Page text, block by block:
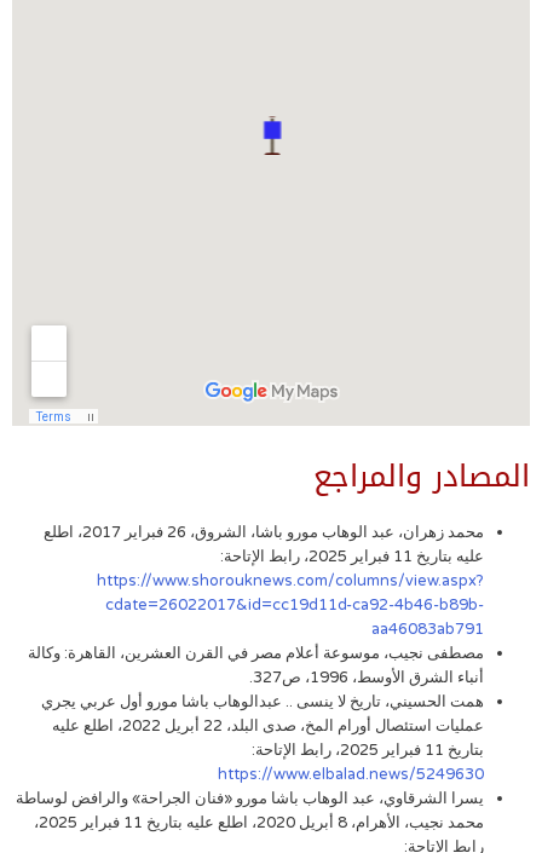
المصادر والمراجع
محمد زهران، عبد الوهاب مورو باشا، الشروق، 26 فبراير 2017، اطلع
عليه بتاريخ 11 فبراير 2025، رابط الإتاحة:
https://www.shorouknews.com/columns/view.aspx?
cdate=26022017&id=cc19d11d-ca92-4b46-b89b-
aa46083ab791
مصطفى نجيب، موسوعة أعلام مصر في القرن العشرين، القاهرة: وكالة
أنباء الشرق الأوسط، 1996، ص327.
همت الحسيني، تاريخ لا ينسى .. عبدالوهاب باشا مورو أول عربي يجري
عمليات استئصال أورام المخ، صدى البلد، 22 أبريل 2022، اطلع عليه
بتاريخ 11 فبراير 2025، رابط الإتاحة:
https://www.elbalad.news/5249630
يسرا الشرقاوي، عبد الوهاب باشا مورو «فنان الجراحة» والرافض لوساطة
محمد نجيب، الأهرام، 8 أبريل 2020، اطلع عليه بتاريخ 11 فبراير 2025،
رابط الإتاحة: